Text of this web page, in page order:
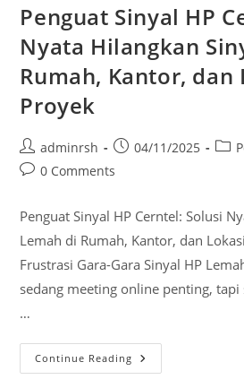
Penguat Sinyal HP
Nyata Hilangkan
Rumah, Kantor, dan
Proyek
Post
author:
adminrsh
Post
published:
04/11/2025
Post
Post0 Comments
Penguat Sinyal HP Cerntel: Solusi
Lemah di Rumah, Kantor, dan
Frustrasi Gara-Gara Sinyal HP
sedang meeting online penting,
…
Continue Reading Penguat
Sinyal